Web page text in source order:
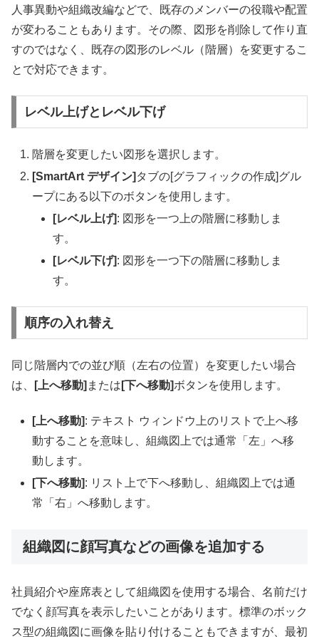
人事異動や組織改編などで、既存のメンバーの役職や配置
が変わることもあります。その際、図形を削除して作り直
すのではなく、既存の図形のレベル（階層）を変更するこ
とで対応できます。
レベル上げとレベル下げ
階層を変更したい図形を選択します。
[SmartArt デザイン] タブの[グラフィックの作成]グル
ープにある以下のボタンを使用します。
[レベル上げ]: 図形を一つ上の階層に移動しま
す。
[レベル下げ]: 図形を一つ下の階層に移動しま
す。
順序の入れ替え
同じ階層内での並び順（左右の位置）を変更したい場合
は、
[上へ移動] または [下へ移動]ボタンを使用します。
[上へ移動]: テキスト ウィンドウ上のリストで上へ移
動することを意味し、組織図上では通常「左」へ移
動します。
[下へ移動]: リスト上で下へ移動し、組織図上では通
常「右」へ移動します。
組織図に顔写真などの画像を追加する
社員紹介や座席表として組織図を使用する場合、名前だけ
でなく顔写真を表示したいことがあります。標準のボック
ス型の組織図に画像を貼り付けることもできますが、最初